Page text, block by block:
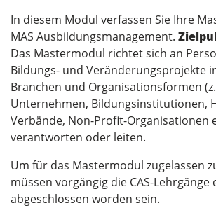
In diesem Modul verfassen Sie Ihre
MAS Ausbildungsmanagement.
Das Mastermodul richtet sich an
Bildungs- und Veränderungsprojekte
Branchen und Organisationsformen
Unternehmen, Bildungsinstitutionen,
Verbände, Non-Profit-Organisationen
verantworten oder leiten.
Um für das Mastermodul zugelassen
müssen vorgängig die CAS-Lehrgänge
abgeschlossen worden sein.